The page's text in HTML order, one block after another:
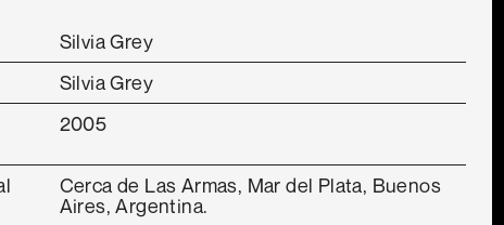
Silvia Grey
Silvia Grey
2005
Cerca de Las Armas, Mar del Plata, Buenos
Aires, Argentina.